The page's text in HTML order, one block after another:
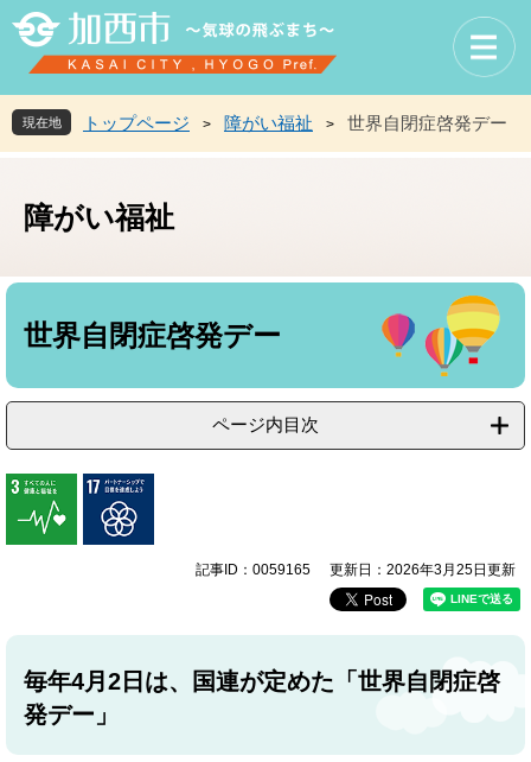
先
頭
を
飛
へ
現在地 トップページ > 障がい福祉 > 世界自閉症啓発デー
障がい福祉
本
世界自閉症啓発デー
ページ内目次
記事ID：0059165 更新日：2026年3月25日更新
毎年4月2日は、国連が定めた「世界自閉症啓
発デー」